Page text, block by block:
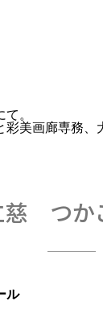
。
美画廊専務、
慈 つか
ル